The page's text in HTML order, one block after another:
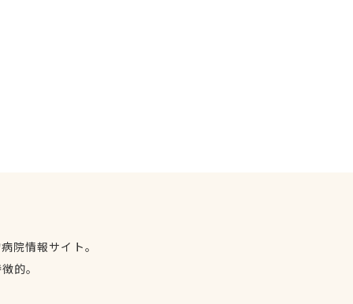
院情報サイト。
的。